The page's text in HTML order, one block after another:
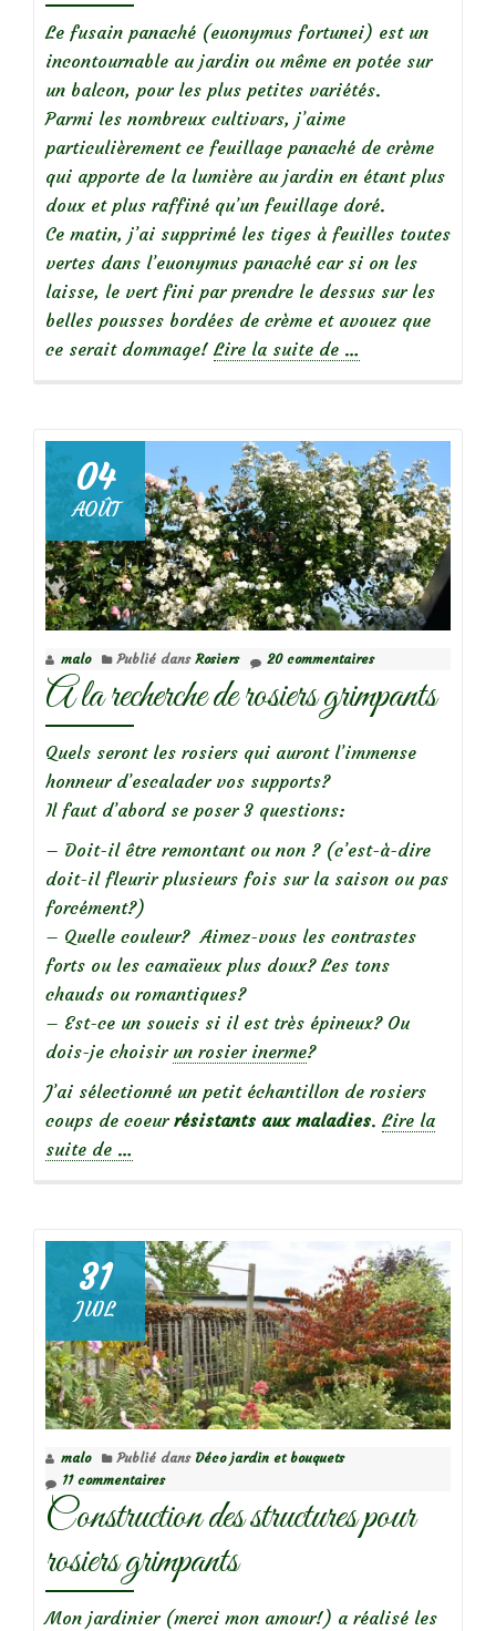
Le fusain panaché (euonymus fortunei) est un
incontournable au jardin ou même en potée sur
un balcon, pour les plus petites variétés.
Parmi les nombreux cultivars, j’aime
particulièrement ce feuillage panaché de crème
qui apporte de la lumière au jardin en étant plus
doux et plus raffiné qu’un feuillage doré.
Ce matin, j’ai supprimé les tiges à feuilles toutes
vertes dans l’euonymus panaché car si on les
laisse, le vert fini par prendre le dessus sur les
belles pousses bordées de crème et avouez que
ce serait dommage! Lire la suite de à
…
04
AOÛT
malo Publié dans Rosiers 20 commentaires
A la recherche de rosiers grimpants
Quels seront les rosiers qui auront l’immense
honneur d’escalader vos supports?
Il faut d’abord se poser 3 questions:
– Doit-il être remontant ou non ? (c’est-à-dire
doit-il fleurir plusieurs fois sur la saison ou pas
forcément?)
– Quelle couleur? Aimez-vous les contrastes
forts ou les camaïeux plus doux? Les tons
chauds ou romantiques?
– Est-ce un soucis si il est très épineux? Ou
dois-je choisir un rosier inerme?
J’ai sélectionné un petit échantillon de rosiers
coups de coeur résistants aux maladies. Lire la
suite de
recherche
rosiers
grimpants
…
31
JUIL
malo Publié dans Déco jardin et bouquets
11 commentaires
Construction des structures pour
rosiers grimpants
Mon jardinier (merci mon amour!) a réalisé les